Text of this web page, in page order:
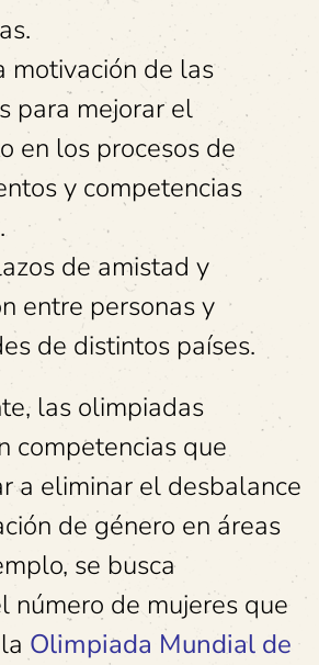
motivación de las
para mejorar el
en los procesos de
y competencias
de amistad y
entre personas y
de distintos países.
las olimpiadas
competencias que
a eliminar el desbalance
de género en áreas
se busca
número de mujeres que
Olimpiada Mundial de